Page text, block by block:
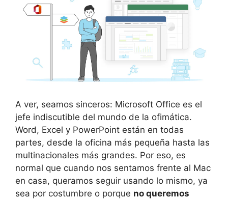
A ver, seamos sinceros: Microsoft Office es el
jefe indiscutible del mundo de la ofimática.
Word, Excel y PowerPoint están en todas
partes, desde la oficina más pequeña hasta las
multinacionales más grandes. Por eso, es
normal que cuando nos sentamos frente al Mac
en casa, queramos seguir usando lo mismo, ya
sea por costumbre o porque no queremos